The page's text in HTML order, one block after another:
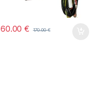
60.00€ 170.00€